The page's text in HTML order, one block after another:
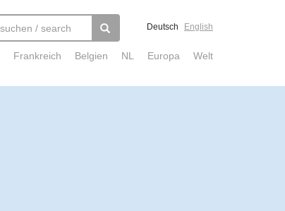
Deutsch English
Frankreich Belgien NL Europa Welt